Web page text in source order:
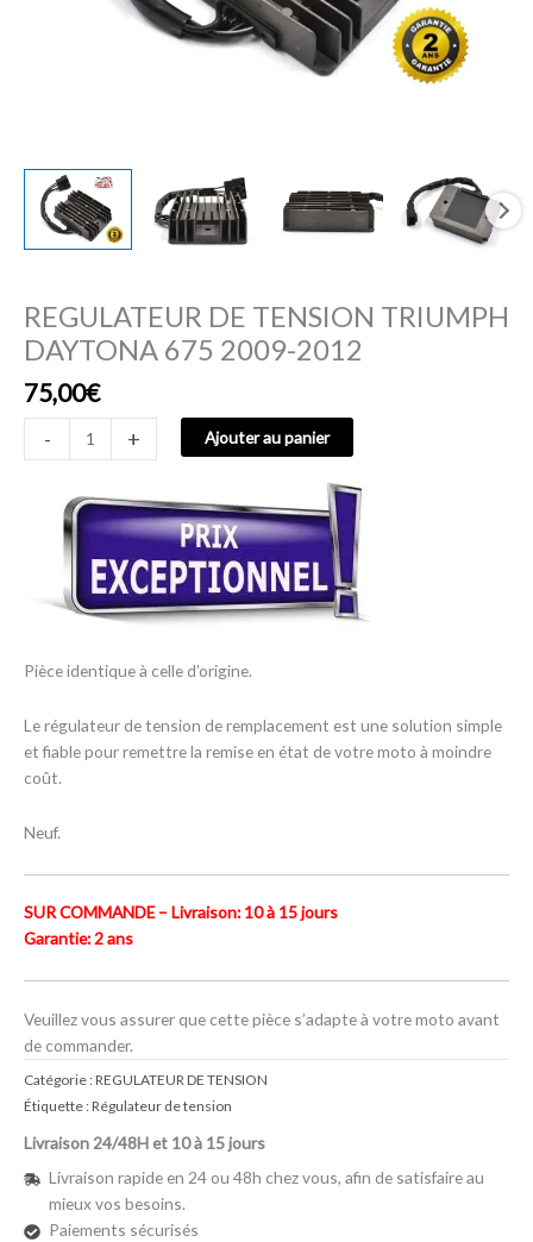
REGULATEUR DE TENSION TRIUMPH
DAYTONA 675 2009-2012
75,00€
- + Ajouter au panier
Pièce identique à celle d’origine.
Le régulateur de tension de remplacement est une solution simple
et fiable pour remettre la remise en état de votre moto à moindre
coût.
Neuf.
SUR COMMANDE – Livraison: 10 à 15 jours
Garantie: 2 ans
Veuillez vous assurer que cette pièce s’adapte à votre moto avant
de commander.
Catégorie :REGULATEUR DE TENSION
Étiquette :Régulateur de tension
Livraison 24/48H et 10 à 15 jours
Livraison rapide en 24 ou 48h chez vous, afin de satisfaire au
mieux vos besoins.
Paiements sécurisés